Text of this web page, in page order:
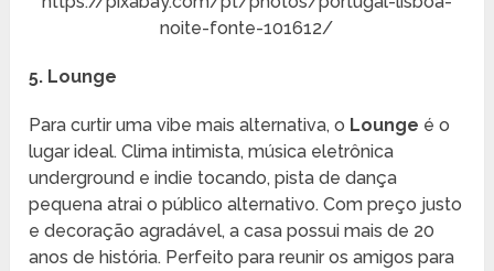
noite-fonte-101612/
5. Lounge
Para curtir uma vibe mais alternativa, o Lounge é o
lugar ideal. Clima intimista, música eletrônica
underground e indie tocando, pista de dança
pequena atrai o público alternativo. Com preço justo
e decoração agradável, a casa possui mais de 20
anos de história. Perfeito para reunir os amigos para